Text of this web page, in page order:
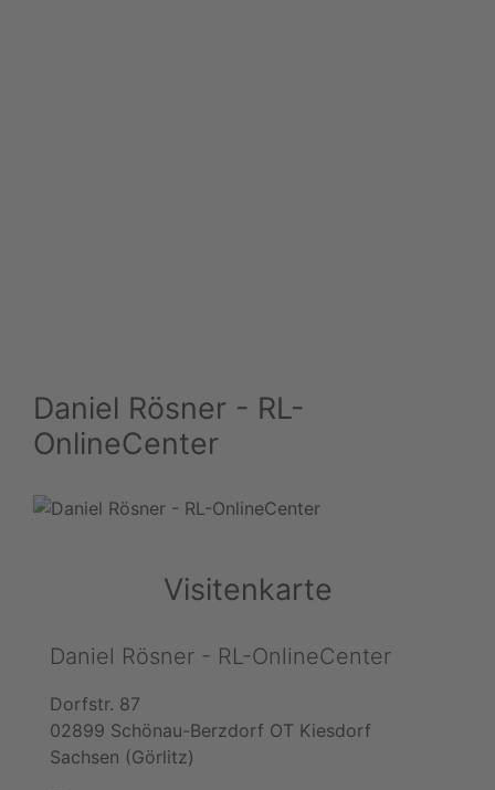
Daniel Rösner - RL-
OnlineCenter
Visitenkarte
Daniel Rösner - RL-OnlineCenter
Dorfstr. 87
02899 Schönau-Berzdorf OT Kiesdorf
Sachsen (Görlitz)